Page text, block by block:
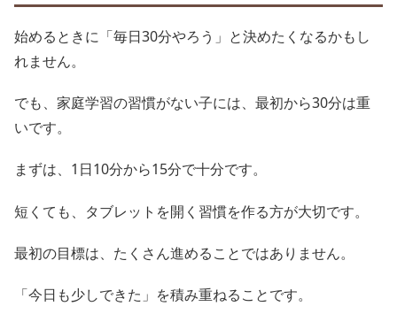
始めるときに「毎日30分やろう」と決めたくなるかもし
れません。
でも、家庭学習の習慣がない子には、最初から30分は重
いです。
まずは、1日10分から15分で十分です。
短くても、タブレットを開く習慣を作る方が大切です。
最初の目標は、たくさん進めることではありません。
「今日も少しできた」を積み重ねることです。